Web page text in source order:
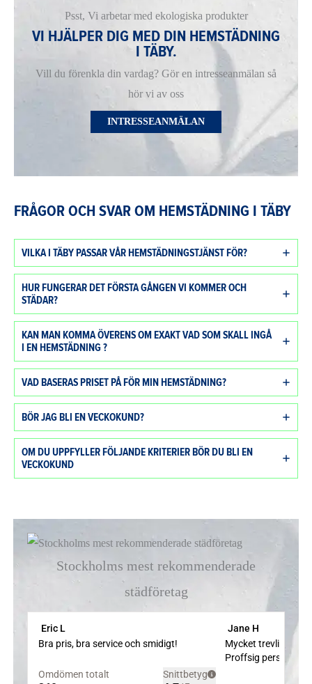
Psst, Vi arbetar med ekologiska produkter
VI HJÄLPER DIG MED DIN HEMSTÄDNING
I TÄBY.
Vill du förenkla din vardag? Gör en intresseanmälan så
hör vi av oss
INTRESSEANMÄLAN
FRÅGOR OCH SVAR OM HEMSTÄDNING I TÄBY
VILKA I TÄBY PASSAR VÅR HEMSTÄDNINGSTJÄNST FÖR?
HUR FUNGERAR DET FÖRSTA GÅNGEN VI KOMMER OCH
STÄDAR?
KAN MAN KOMMA ÖVERENS OM EXAKT VAD SOM SKALL INGÅ
I EN HEMSTÄDNING ?
VAD BASERAS PRISET PÅ FÖR MIN HEMSTÄDNING?
BÖR JAG BLI EN VECKOKUND?
OM DU UPPFYLLER FÖLJANDE KRITERIER BÖR DU BLI EN
VECKOKUND
Stockholms mest rekommenderade
städföretag